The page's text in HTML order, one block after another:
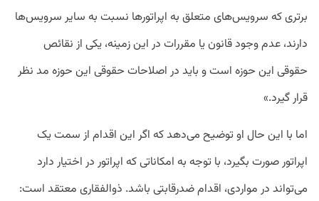
برتری که سرویس‌های متعلق به اپراتورها نسبت به سایر سرویس‌ها
دارند، عدم وجود قانون یا مقررات در این زمینه، یکی از نقائص
حقوقی این حوزه است و باید در اصلاحات حقوقی این حوزه مد نظر
قرار گیرد.»
اما با این حال او توضیح می‌دهد که اگر این اقدام از سمت یک
اپراتور صورت بگیرد، با توجه به امکاناتی که اپراتور در اختیار دارد
می‌تواند در مواردی، اقدام ضدرقابتی باشد. ذوالفقاری معتقد است: